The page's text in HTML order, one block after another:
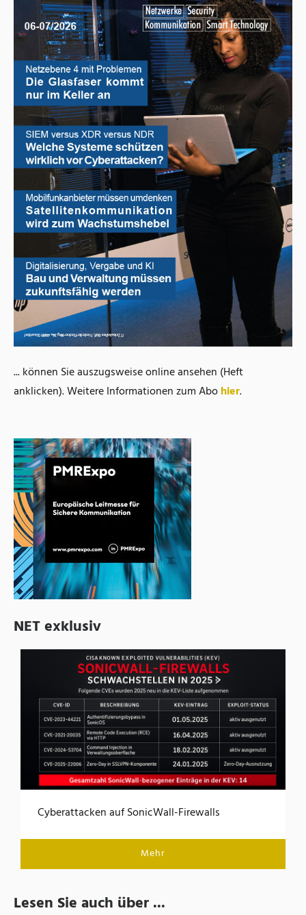
... können Sie auszugsweise online ansehen (Heft
anklicken). Weitere Informationen zum Abohier.
NET exklusiv
Cyberattacken auf SonicWall-Firewalls
Mehr
Lesen Sie auch über ...